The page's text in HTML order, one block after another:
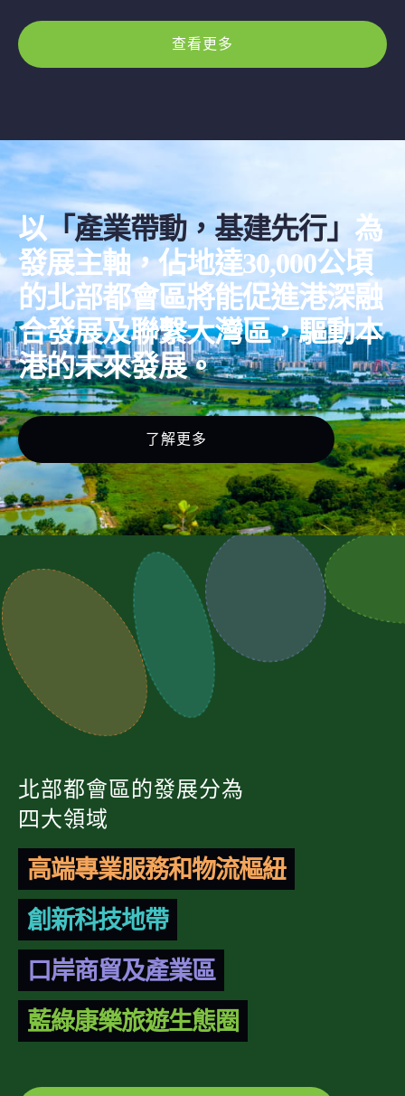
查看更多
以「產業帶動，基建先行」 為
發展主軸，佔地達30,000公頃
的北部都會區將能促進港深融
合發展及聯繫大灣區，驅動本
港的未來發展。
了解更多
北部都會區的發展分為
四大領域
高端專業服務和物流樞紐
創新科技地帶
口岸商貿及產業區
藍綠康樂旅遊生態圈